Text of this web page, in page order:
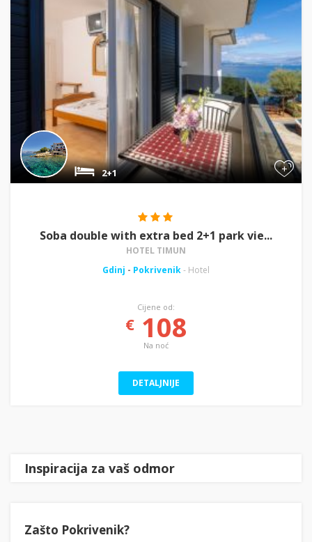
+
2+1
Soba double with extra bed 2+1 park vie...
HOTEL TIMUN
Gdinj - Pokrivenik- Hotel
Cijene od:
€108
Na noć
DETALJNIJE
Inspiracija za vaš odmor
Zašto Pokrivenik?